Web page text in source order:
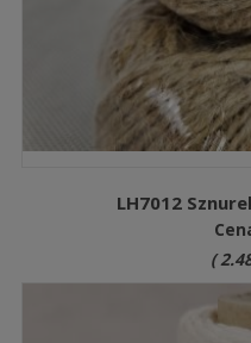
LH7012
(